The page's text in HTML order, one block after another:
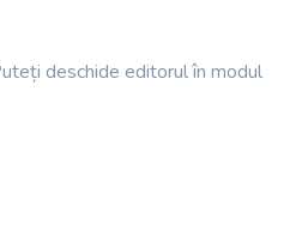
deschide editorul în modul